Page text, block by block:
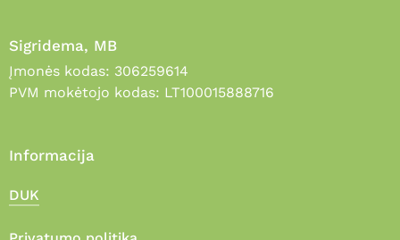
Sigridema, MB
Įmonės kodas: 306259614
PVM mokėtojo kodas: LT100015888716
Informacija
DUK